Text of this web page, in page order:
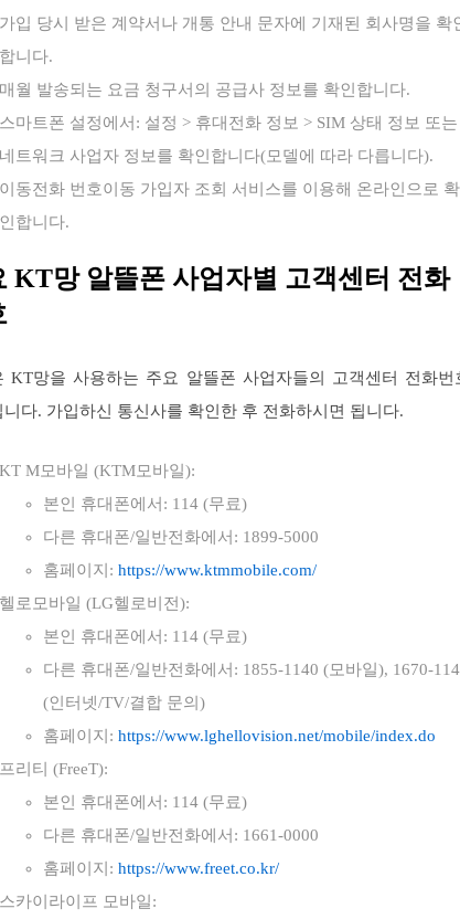
가입 당시 받은 계약서나 개통 안내 문자에 기재된 회사명을 확
합니다.
매월 발송되는 요금 청구서의 공급사 정보를 확인합니다.
스마트폰 설정에서: 설정 > 휴대전화 정보 > SIM 상태 정보 또는
네트워크 사업자 정보를 확인합니다(모델에 따라 다릅니다).
이동전화 번호이동 가입자 조회 서비스를 이용해 온라인으로 확
인합니다.
KT망 알뜰폰 사업자별 고객센터 전화
KT망을 사용하는 주요 알뜰폰 사업자들의 고객센터 전화번
니다. 가입하신 통신사를 확인한 후 전화하시면 됩니다.
KT M모바일 (KTM모바일):
본인 휴대폰에서: 114 (무료)
다른 휴대폰/일반전화에서: 1899-5000
홈페이지: https://www.ktmmobile.com/
헬로모바일 (LG헬로비전):
본인 휴대폰에서: 114 (무료)
다른 휴대폰/일반전화에서: 1855-1140 (모바일), 1670-
(인터넷/TV/결합 문의)
홈페이지: https://www.lghellovision.net/mobile/index.do
프리티 (FreeT):
본인 휴대폰에서: 114 (무료)
다른 휴대폰/일반전화에서: 1661-0000
홈페이지: https://www.freet.co.kr/
스카이라이프 모바일: